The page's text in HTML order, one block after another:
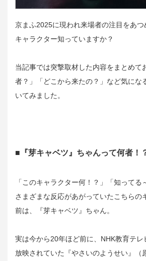
京まふ2025に現われ来場者の注目をあ
キャラクター知っていますか？
当記事では突撃取材した内容をまとめて
者？」「どこから来たの？」など気にな
いてみました。
■『芽キャベツ』ちゃんって何者！
「このキャラクター何！？」「知ってる
さまざまな反応があがっていたこちらの
前は、『芽キャベツ』ちゃん。
実は今から20年ほど前に、NHK教育テレ
放映されていた『やさいのようせい』（